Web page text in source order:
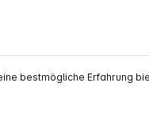
bestmögliche Erfahrung